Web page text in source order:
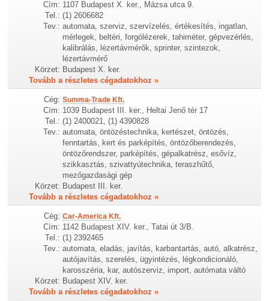
Cím: 1107 Budapest X. ker., Mázsa utca 9.
Tel.: (1) 2606682
Tev.: automata, szerviz, szervízelés, értékesítés, ingatlan,
mérlegek, beltéri, forgólézerek, tahiméter, gépvezérlés,
kalibrálás, lézertávmérők, sprinter, szintezok,
lézertávmérő
Körzet: Budapest X. ker.
Tovább a részletes cégadatokhoz »
Cég: Summa-Trade Kft.
Cím: 1039 Budapest III. ker., Heltai Jenő tér 17
Tel.: (1) 2400021, (1) 4390828
Tev.: automata, öntözéstechnika, kertészet, öntözés,
fenntartás, kert és parképítés, öntözőberendezés,
öntözőrendszer, parképítés, gépalkatrész, esővíz,
szikkasztás, szivattyútechnika, teraszhűtő,
mezőgazdasági gép
Körzet: Budapest III. ker.
Tovább a részletes cégadatokhoz »
Cég: Car-America Kft.
Cím: 1142 Budapest XIV. ker., Tatai út 3/B.
Tel.: (1) 2392465
Tev.: automata, eladás, javítás, karbantartás, autó, alkatrész,
autójavítás, szerelés, ügyintézés, légkondicionáló,
karosszéria, kar, autószerviz, import, autómata váltó
Körzet: Budapest XIV. ker.
Tovább a részletes cégadatokhoz »